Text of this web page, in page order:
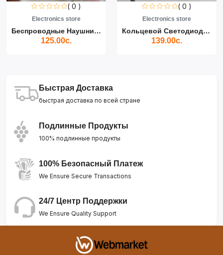
( 0 )
Electronics store
Беспроводные Наушники Air...
125.00с.
( 0 )
Electronics store
Кольцевой Светодиодный Св...
139.00с.
Быстрая Доставка
быстрая доставка по всей стране
Подлинные Продукты
100% подлинные продукты
100% Безопасный Платеж
We Ensure Secure Transactions
24/7 Центр Поддержки
We Ensure Quality Support